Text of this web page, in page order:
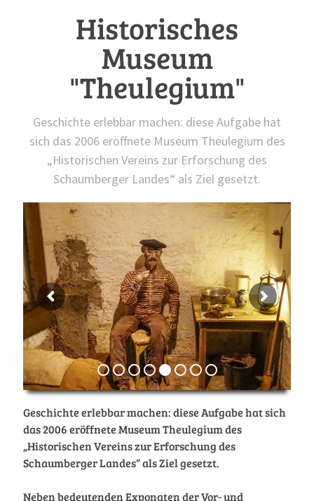
Historisches
Museum
"Theulegium"
Geschichte erlebbar machen: diese Aufgabe hat
sich das 2006 eröffnete Museum Theulegium des
„Historischen Vereins zur Erforschung des
Schaumberger Landes“ als Ziel gesetzt.
Geschichte erlebbar machen: diese Aufgabe hat sich
das 2006 eröffnete Museum Theulegium des
„Historischen Vereins zur Erforschung des
Schaumberger Landes“ als Ziel gesetzt.
Neben bedeutenden Exponaten der Vor- und